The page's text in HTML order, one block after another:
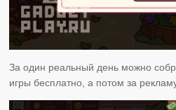
За один реальный день можно
игры бесплатно, а потом за